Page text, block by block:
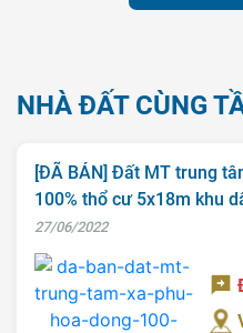
NHÀ ĐẤT CÙNG
[ĐÃ BÁN] Đất MT trung
100% thổ cư 5x18m khu
27/06/2022